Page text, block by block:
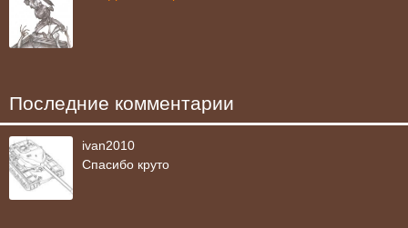
Последние комментарии
ivan2010
Спасибо круто